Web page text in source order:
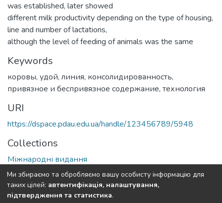
was established, later showed
different milk productivity depending on the type of housing,
line and number of lactations,
although the level of feeding of animals was the same
Keywords
коровы, удой, линия, консолидированность,
привязное и беспривязное содержание, технология
URI
https://dspace.pdau.edu.ua/handle/123456789/5948
Collections
Міжнародні видання
Full item page
Ми збираємо та обробляємо вашу особисту інформацію для
таких цілей: автентифікація, налаштування,
підтвердження та статистика.